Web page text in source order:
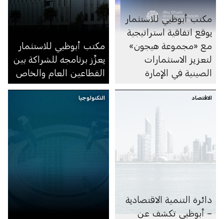
مكتب أبوظبي للاستثمار
يوقع اتفاقية استراتيجية
مع «مجموعة هيجون»
لتعزيز الاستثمارات
الصينية في الإمارة
مكتب أبوظبي للاستثمار
يعزِّز برنامجه للشراكة بين
القطاعين العام والخاص
الاقتصاد
دائرة التنمية الاقتصادية
– أبوظبي تكشف عن
التكنولوجيا